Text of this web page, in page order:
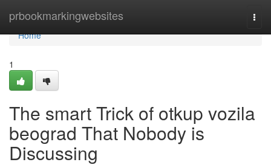
prbookmarkingwebsites
Home
Home
1
The smart Trick of otkup vozila
beograd That Nobody is
Discussing